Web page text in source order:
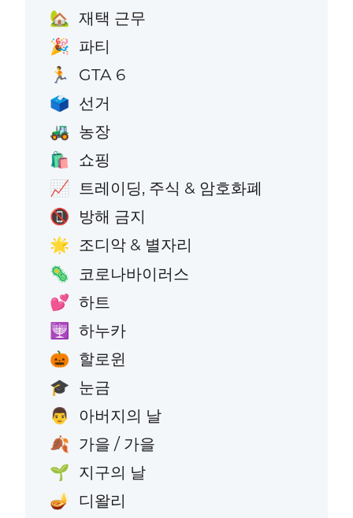
🏡 재택 근무
🎉 파티
🏃 GTA 6
🗳️ 선거
🚜 농장
🛍️ 쇼핑
📈 트레이딩, 주식 & 암호화폐
📵 방해 금지
🌟 조디악 & 별자리
🦠 코로나바이러스
💕 하트
🕎 하누카
🎃 할로윈
🎓 눈금
👨 아버지의 날
🍂 가을 / 가을
🌱 지구의 날
🪔 디왈리